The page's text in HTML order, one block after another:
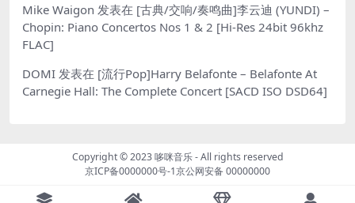
Mike Waigon 发表在 [古典/交响/奏鸣曲]李云迪 (YUNDI) –
Chopin: Piano Concertos Nos 1 & 2 [Hi-Res 24bit 96khz
FLAC]
DOMI 发表在 [流行Pop]Harry Belafonte – Belafonte At
Carnegie Hall: The Complete Concert [SACD ISO DSD64]
Copyright © 2023哆咪音乐- All rights reserved
京ICP备0000000号-1京公网安备 00000000